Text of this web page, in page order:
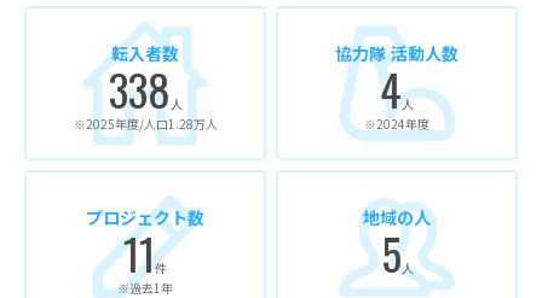
転入者数
338 人
※2025年度/人口1.28万人
協力隊 活動人数
4人
※2024年度
プロジェクト数
11件
※過去1年
地域の人
5人